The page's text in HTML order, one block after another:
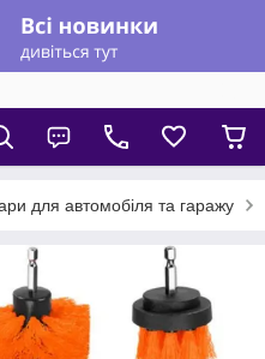
для автомобіля та гаражу